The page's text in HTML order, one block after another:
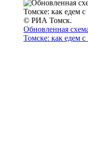
© РИА Томск.
Обновленная
Томске: как едем с